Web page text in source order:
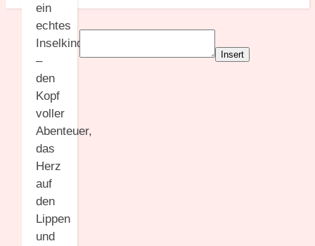
ein
echtes
Inselkind
–
den
Kopf
voller
Abenteuer,
das
Herz
auf
den
Lippen
und
Insert